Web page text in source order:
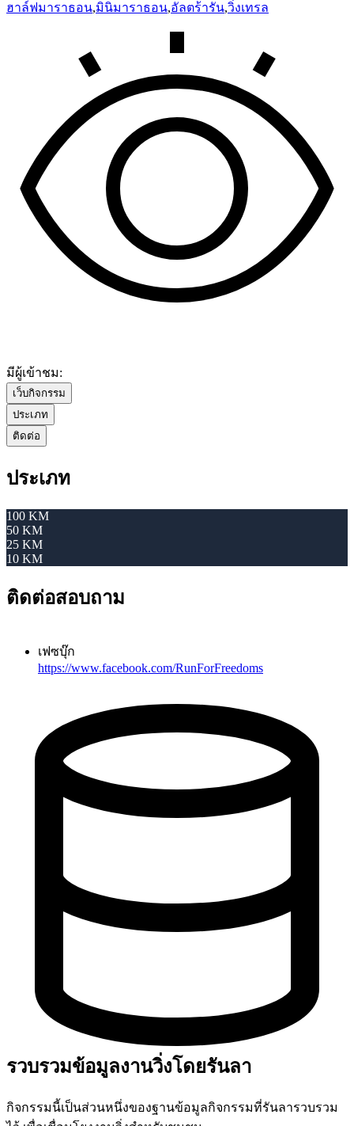
ฮาล์ฟมาราธอน,มินิมาราธอน,อัลตร้ารัน,วิ่งเทรล
มีผู้เข้าชม:
เว็บกิจกรรม
ประเภท
ติดต่อ
ประเภท
100 KM
50 KM
25 KM
10 KM
ติดต่อสอบถาม
เฟซบุ๊ก
https://www.facebook.com/RunForFreedoms
รวบรวมข้อมูลงานวิ่งโดยรันลา
กิจกรรมนี้เป็นส่วนหนึ่งของฐานข้อมูลกิจกรรมที่รันลารวบรวม